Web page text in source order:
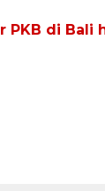
PKB di Bali